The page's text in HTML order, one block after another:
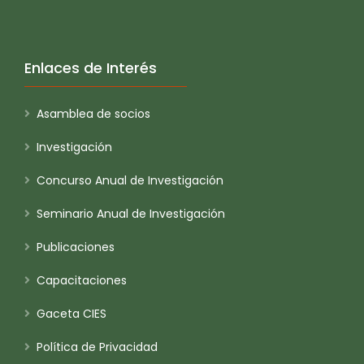
Enlaces de Interés
Asamblea de socios
Investigación
Concurso Anual de Investigación
Seminario Anual de Investigación
Publicaciones
Capacitaciones
Gaceta CIES
Política de Privacidad